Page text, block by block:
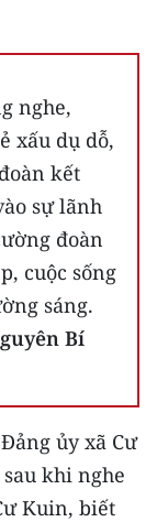
nghe,
xấu dụ dỗ,
kết
sự lãnh
đoàn
cuộc sống
sáng.
Bí
ủy xã Cư
khi nghe
Kuin, biết